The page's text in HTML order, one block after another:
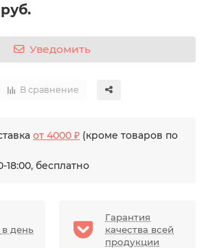
Уведомить
В сравнение
от 4000 ₽ (кроме товаров по
бесплатно
в день
Гарантия
качества всей
продукции